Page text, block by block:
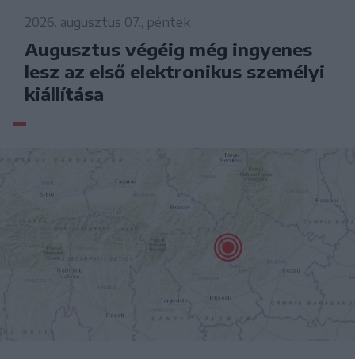
2026. augusztus 07., péntek
Augusztus végéig még ingyenes
lesz az első elektronikus személyi
kiállítása